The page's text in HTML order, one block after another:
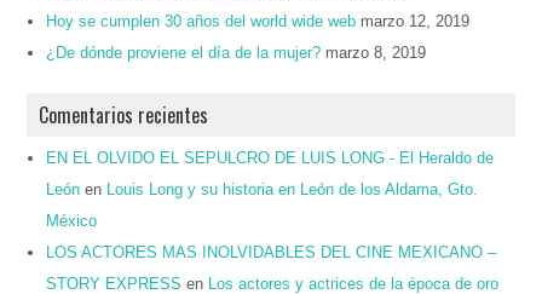
Hoy se cumplen 30 años del world wide web marzo 12, 2019
¿De dónde proviene el día de la mujer? marzo 8, 2019
Comentarios recientes
EN EL OLVIDO EL SEPULCRO DE LUIS LONG - El Heraldo de
León en
Louis Long y su historia en León de los Aldama, Gto.
México
LOS ACTORES MAS INOLVIDABLES DEL CINE MEXICANO –
STORY EXPRESS en
Los actores y actrices de la época de oro